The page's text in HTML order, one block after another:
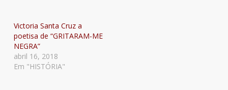
Victoria Santa Cruz a
poetisa de “GRITARAM-ME
NEGRA”
abril 16, 2018
Em "HISTÓRIA"